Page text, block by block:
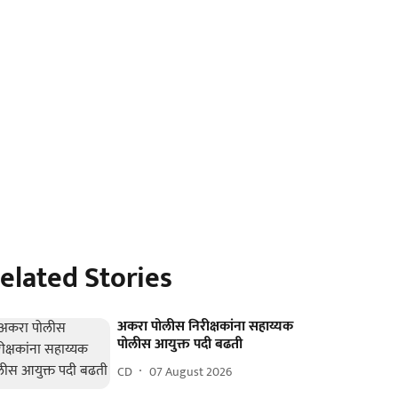
Stories
अकरा पोलीस निरीक्षकांना सहाय्यक
पोलीस आयुक्त पदी बढती
CD 07 August 2026